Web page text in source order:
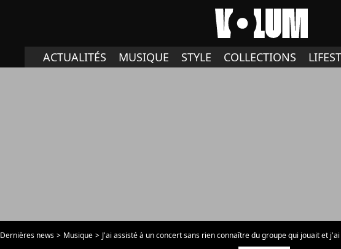
ACTUALITÉS MUSIQUE STYLE COLLECTIONS
Dernières news Musique
J'ai assisté à un concert sans rien connaître du groupe qui jouait et